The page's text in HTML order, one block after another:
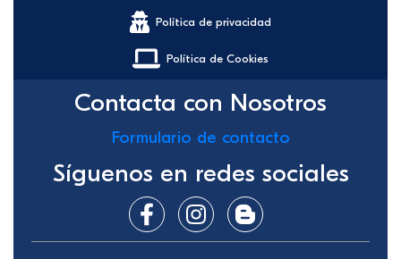
Política de privacidad
Política de Cookies
Contacta con Nosotros
Formulario de contacto
Síguenos en redes sociales